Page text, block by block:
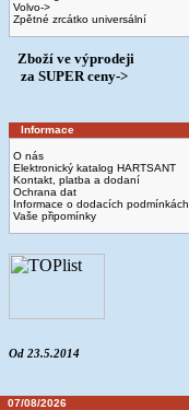
Volvo->
Zpětné zrcátko universální
Zboží ve výprodeji
­ za SUPER ceny->
Informace
O nás
Elektronický katalog HARTSANT
Kontakt, platba a dodaní
Ochrana dat
Informace o dodacích podmínkách
Vaše připomínky
Od 23.5.2014
07/08/2026